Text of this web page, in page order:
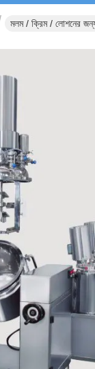
মলম / ক্রিম / লোশনের জন্য